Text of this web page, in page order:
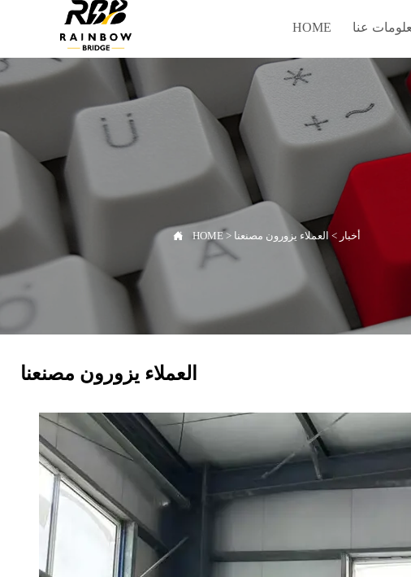
HOME عنا
 HOME> أخبار >العملاء يزورون مصنعنا
العملاء يزورون مصنعنا